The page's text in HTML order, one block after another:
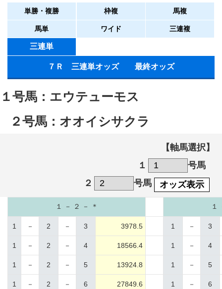
単勝・複勝 枠複 馬複
馬単 ワイド 三連複
三連単
７Ｒ 三連単オッズ 最終オッズ
１号馬：エウテューモス
２号馬：オオイシサクラ
【軸馬選択】
１
号馬
２
号馬 オッズ表示
１ － ２ － ＊ １
1 － 2 － 3 3978.5 1 － 3
1 － 2 － 4 18566.4 1 － 4
1 － 2 － 5 13924.8 1 － 5
1 － 2 － 6 27849.6 1 － 6